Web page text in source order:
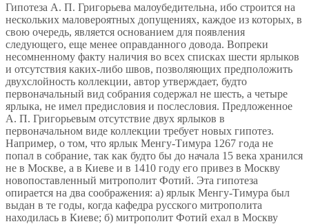
Гипотеза А. П. Григорьева малоубедительна, ибо строится на
нескольких маловероятных допущениях, каждое из которых, в
свою очередь, является основанием для появления
следующего, еще менее оправданного довода. Вопреки
несомненному факту наличия во всех списках шести ярлыков
и отсутствия каких-либо швов, позволяющих предположить
двухслойность коллекции, автор утверждает, будто
первоначальный вид собрания содержал не шесть, а четыре
ярлыка, не имел предисловия и послесловия. Предложенное
А. П. Григорьевым отсутствие двух ярлыков в
первоначальном виде коллекции требует новых гипотез.
Например, о том, что ярлык Менгу-Тимура 1267 года не
попал в собрание, так как будто бы до начала 15 века хранился
не в Москве, а в Киеве и в 1410 году его привез в Москву
новопоставленный митрополит Фотий. Эта гипотеза
опирается на два соображения: а) ярлык Менгу-Тимура был
выдан в те годы, когда кафедра русского митрополита
находилась в Киеве; б) митрополит Фотий ехал в Москву